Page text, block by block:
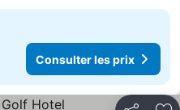
Consulter les prix